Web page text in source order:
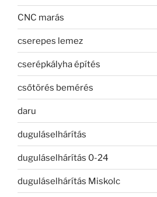
CNC marás
cserepes lemez
cserépkályha építés
csőtörés bemérés
daru
duguláselhárítás
duguláselhárítás 0-24
duguláselhárítás Miskolc